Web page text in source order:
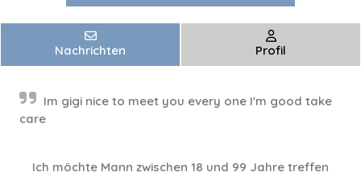
Nachrichten Profil
Im gigi nice to meet you every one I'm good take
care
Ich möchte Mann zwischen 18 und 99 Jahre treffen